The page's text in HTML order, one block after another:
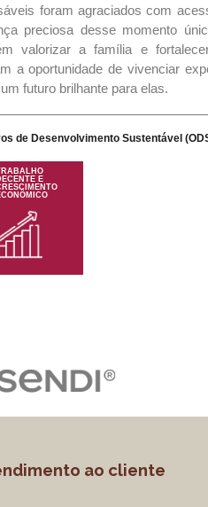
foram agraciados com
preciosa desse momento
valorizar a família e
a oportunidade de vivenciar
futuro brilhante para elas.
de Desenvolvimento Sustentável
E
ao cliente